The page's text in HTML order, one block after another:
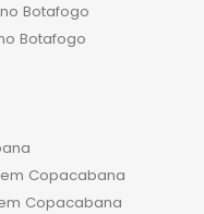
Botafogo
Botafogo
Copacabana
Copacabana